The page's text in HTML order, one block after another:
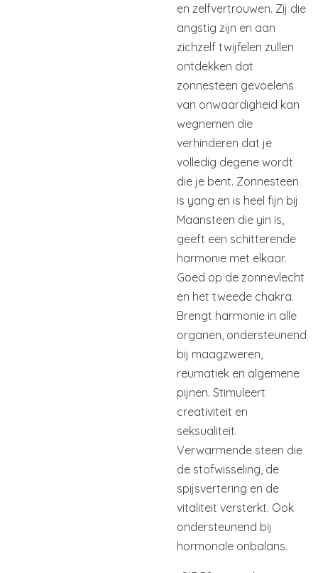
en zelfvertrouwen. Zij die
angstig zijn en aan
zichzelf twijfelen zullen
ontdekken dat
zonnesteen gevoelens
van onwaardigheid kan
wegnemen die
verhinderen dat je
volledig degene wordt
die je bent. Zonnesteen
is yang en is heel fijn bij
Maansteen die yin is,
geeft een schitterende
harmonie met elkaar.
Goed op de zonnevlecht
en het tweede chakra.
Brengt harmonie in alle
organen, ondersteunend
bij maagzweren,
reumatiek en algemene
pijnen. Stimuleert
creativiteit en
seksualiteit.
Verwarmende steen die
de stofwisseling, de
spijsvertering en de
vitaliteit versterkt. Ook
ondersteunend bij
hormonale onbalans.